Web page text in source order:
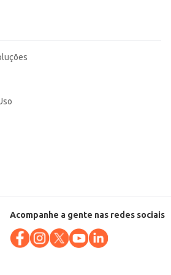
Acompanhe a gente nas redes sociais